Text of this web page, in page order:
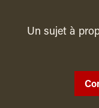
Un sujet à